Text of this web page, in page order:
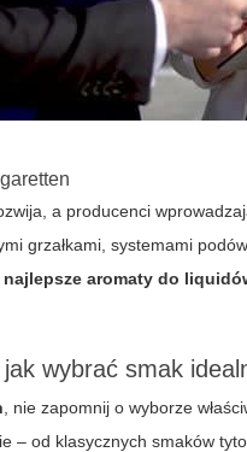
a producenci
grzałkami, systemami
najlepsze aromaty do
wybrać smak
, nie zapomnij o wyborze
– od klasycznych smaków